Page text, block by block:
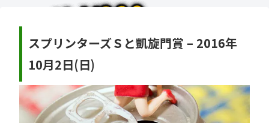
スプリンターズＳと凱旋門賞 – 2016年
10月2日(日)